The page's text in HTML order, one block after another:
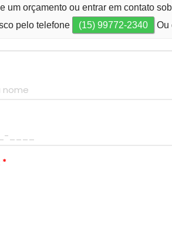
um orçamento ou entrar em contato
pelo telefone
(15) 99772-2340 Ou
*